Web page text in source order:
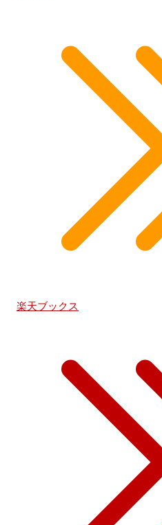
楽天ブックス